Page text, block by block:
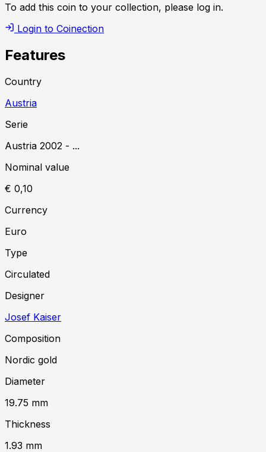
To add this coin to your collection, please log in.
Login to Coinection
Features
Country
Austria
Serie
Austria 2002 - ...
Nominal value
€ 0,10
Currency
Euro
Type
Circulated
Designer
Josef Kaiser
Composition
Nordic gold
Diameter
19.75 mm
Thickness
1.93 mm